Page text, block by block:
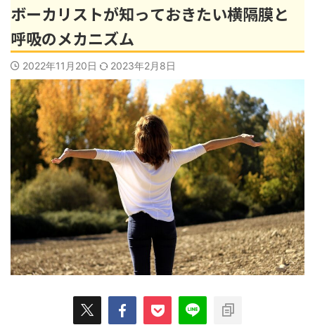
ボーカリストが知っておきたい横隔膜と
呼吸のメカニズム
2022年11月20日 2023年2月8日